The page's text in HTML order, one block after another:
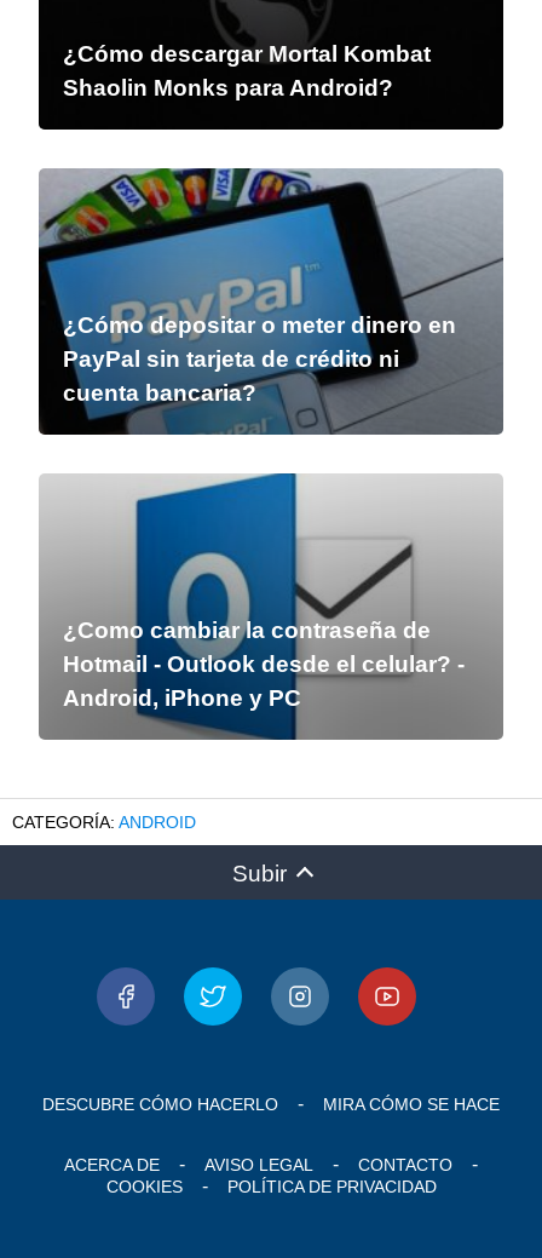
¿Cómo descargar Mortal Kombat
Shaolin Monks para Android?
¿Cómo depositar o meter dinero en
PayPal sin tarjeta de crédito ni
cuenta bancaria?
¿Como cambiar la contraseña de
Hotmail - Outlook desde el celular? -
Android, iPhone y PC
ANDROID
Subir
DESCUBRE CÓMO HACERLO MIRA CÓMO SE HACE
ACERCA DE AVISO LEGAL
CONTACTO
COOKIES
POLÍTICA DE PRIVACIDAD